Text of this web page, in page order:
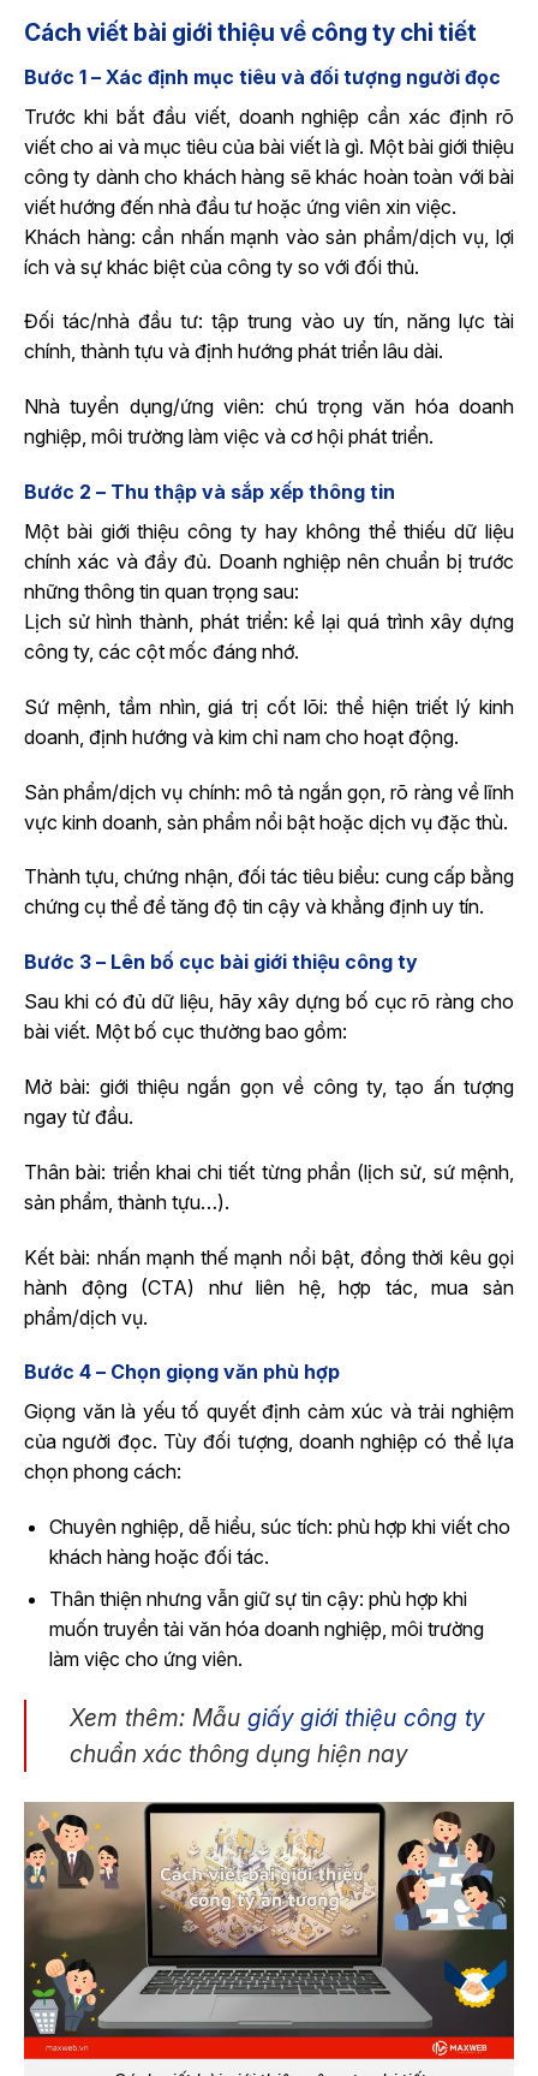
Cách viết bài giới thiệu về công ty chi tiết
Bước 1 – Xác định mục tiêu và đối tượng người đọc
Trước khi bắt đầu viết, doanh nghiệp cần xác định rõ
viết cho ai và mục tiêu của bài viết là gì. Một bài giới thiệu
công ty dành cho khách hàng sẽ khác hoàn toàn với bài
viết hướng đến nhà đầu tư hoặc ứng viên xin việc.
Khách hàng: cần nhấn mạnh vào sản phẩm/dịch vụ, lợi
ích và sự khác biệt của công ty so với đối thủ.
Đối tác/nhà đầu tư: tập trung vào uy tín, năng lực tài
chính, thành tựu và định hướng phát triển lâu dài.
Nhà tuyển dụng/ứng viên: chú trọng văn hóa doanh
nghiệp, môi trường làm việc và cơ hội phát triển.
Bước 2 – Thu thập và sắp xếp thông tin
Một bài giới thiệu công ty hay không thể thiếu dữ liệu
chính xác và đầy đủ. Doanh nghiệp nên chuẩn bị trước
những thông tin quan trọng sau:
Lịch sử hình thành, phát triển: kể lại quá trình xây dựng
công ty, các cột mốc đáng nhớ.
Sứ mệnh, tầm nhìn, giá trị cốt lõi: thể hiện triết lý kinh
doanh, định hướng và kim chỉ nam cho hoạt động.
Sản phẩm/dịch vụ chính: mô tả ngắn gọn, rõ ràng về lĩnh
vực kinh doanh, sản phẩm nổi bật hoặc dịch vụ đặc thù.
Thành tựu, chứng nhận, đối tác tiêu biểu: cung cấp bằng
chứng cụ thể để tăng độ tin cậy và khẳng định uy tín.
Bước 3 – Lên bố cục bài giới thiệu công ty
Sau khi có đủ dữ liệu, hãy xây dựng bố cục rõ ràng cho
bài viết. Một bố cục thường bao gồm:
Mở bài: giới thiệu ngắn gọn về công ty, tạo ấn tượng
ngay từ đầu.
Thân bài: triển khai chi tiết từng phần (lịch sử, sứ mệnh,
sản phẩm, thành tựu…).
Kết bài: nhấn mạnh thế mạnh nổi bật, đồng thời kêu gọi
hành động (CTA) như liên hệ, hợp tác, mua sản
phẩm/dịch vụ.
Bước 4 – Chọn giọng văn phù hợp
Giọng văn là yếu tố quyết định cảm xúc và trải nghiệm
của người đọc. Tùy đối tượng, doanh nghiệp có thể lựa
chọn phong cách:
Chuyên nghiệp, dễ hiểu, súc tích: phù hợp khi viết cho
khách hàng hoặc đối tác.
Thân thiện nhưng vẫn giữ sự tin cậy: phù hợp khi
muốn truyền tải văn hóa doanh nghiệp, môi trường
làm việc cho ứng viên.
Xem thêm: Mẫu giấy giới thiệu công ty
chuẩn xác thông dụng hiện nay